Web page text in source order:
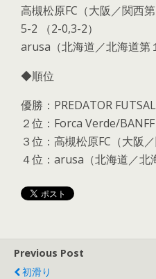
高槻松原FC（大阪／関西第
5-2 （2-0,3-2）
arusa（北海道／北海道第
◆順位
優勝：PREDATOR
２位：Forca Verde/
３位：高槻松原FC（大阪
４位：arusa（北海道／北
Previous Post
初滑り